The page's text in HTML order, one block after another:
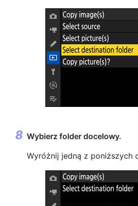
Wybierz folder docelowy.
Wyróżnij jedną z poniższych